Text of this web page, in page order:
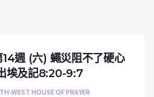
14週 (六) 蠅災阻不了硬心
埃及記8:20-9:7
WEST HOUSE OF PRAYER